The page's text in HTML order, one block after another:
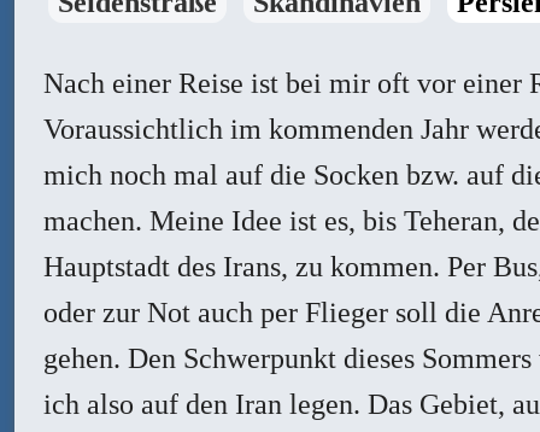
Nach einer Reise ist bei mir oft vor einer
Voraussichtlich im kommenden Jahr
mich noch mal auf die Socken bzw. auf
machen. Meine Idee ist es, bis Teheran,
Hauptstadt des Irans, zu kommen. Per
oder zur Not auch per Flieger soll die
gehen. Den Schwerpunkt dieses Sommers
ich also auf den Iran legen. Das Gebiet,